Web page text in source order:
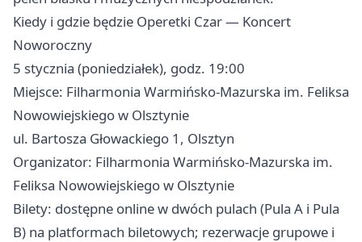
Kiedy i gdzie będzie Operetki Czar — Koncert
Noworoczny
5 stycznia (poniedziałek), godz. 19:00
Miejsce: Filharmonia Warmińsko‑Mazurska im. Feliksa
Nowowiejskiego w Olsztynie
ul. Bartosza Głowackiego 1, Olsztyn
Organizator: Filharmonia Warmińsko‑Mazurska im.
Feliksa Nowowiejskiego w Olsztynie
Bilety: dostępne online w dwóch pulach (Pula A i Pula
B) na platformach biletowych; rezerwacje grupowe i